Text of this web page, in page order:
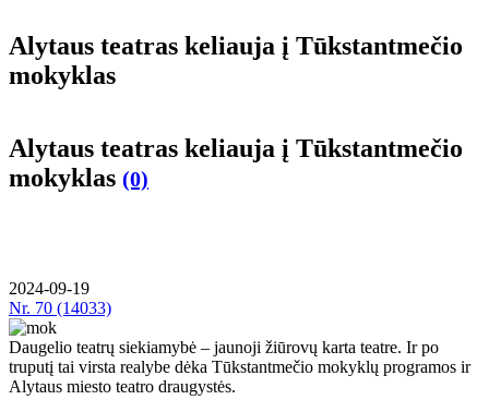
Alytaus teatras keliauja į Tūkstantmečio
mokyklas
Alytaus teatras keliauja į Tūkstantmečio
mokyklas (0)
2024-09-19
Nr. 70 (14033)
Daugelio teatrų siekiamybė – jaunoji žiūrovų karta teatre. Ir po
truputį tai virsta realybe dėka Tūkstantmečio mokyklų programos ir
Alytaus miesto teatro draugystės.